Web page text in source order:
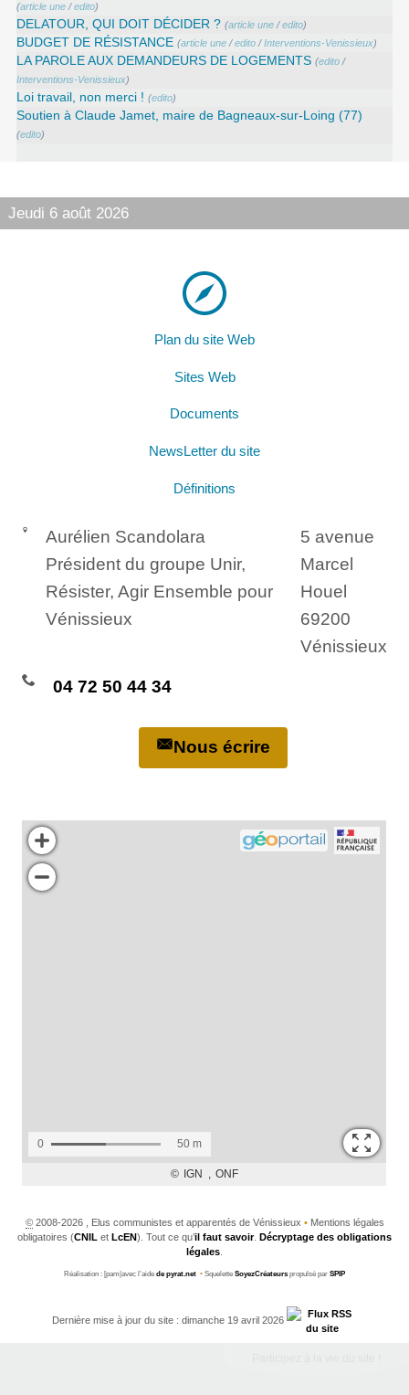
(article une /edito)
DELATOUR, QUI DOIT DÉCIDER ? (article une /edito)
BUDGET DE RÉSISTANCE (article une /edito /Interventions-Venissieux)
LA PAROLE AUX DEMANDEURS DE LOGEMENTS (edito /
Interventions-Venissieux)
Loi travail, non merci ! (edito)
Soutien à Claude Jamet, maire de Bagneaux-sur-Loing (77)
(edito)
Jeudi 6 août 2026
Plan du site Web
Sites Web
Documents
NewsLetter du site
Définitions
Aurélien Scandolara
Président du groupe Unir,
Résister, Agir Ensemble pour
Vénissieux
5 avenue
Marcel
Houel
69200
Vénissieux
04 72 50 44 34
Nous écrire
©2008-2026 , Elus communistes et apparentés de Vénissieux •Mentions légales
obligatoires (CNIL et LcEN). Tout ce qu’il faut savoir. Décryptage des obligations
légales
Réalisation : [pam|avec l’aide de pyrat.net • Squelette SoyezCréateurs propulsé par SPIP
Dernière mise à jour du site : dimanche 19 avril 2026